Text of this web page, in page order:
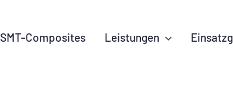
SMT-Composites Leistungen